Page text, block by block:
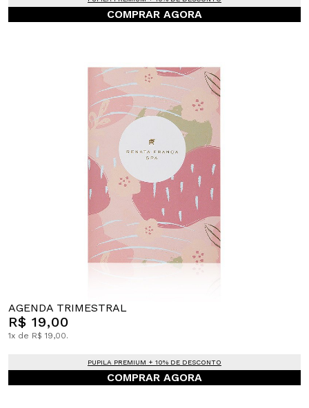
COMPRAR AGORA
AGENDA TRIMESTRAL
R$ 19,00
1x de R$ 19,00.
PUPILA PREMIUM + 10% DE DESCONTO
COMPRAR AGORA